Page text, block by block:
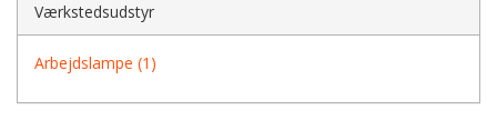
Værkstedsudstyr
Arbejdslampe (1)